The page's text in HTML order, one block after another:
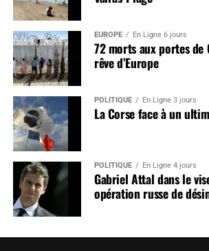
EUROPE En Ligne 6 jours
72 morts aux portes de
rêve d’Europe
POLITIQUE En Ligne 3 jours
La Corse face à un
POLITIQUE En Ligne 4 jours
Gabriel Attal dans le
opération russe de